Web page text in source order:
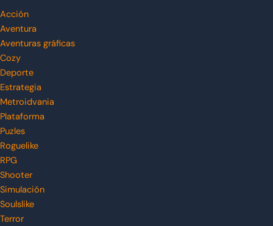
Acción
Aventura
Aventuras gráficas
Cozy
Deporte
Estrategia
Metroidvania
Plataforma
Puzles
Roguelike
RPG
Shooter
Simulación
Soulslike
Terror